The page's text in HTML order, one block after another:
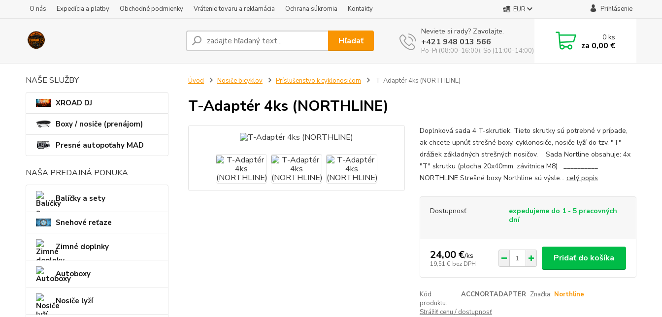
O nás Expedícia a platby Obchodné podmienky Vrátenie tovaru a reklamácia Ochrana súkromia Kontakty EUR Prihlásenie
Hľadať
Neviete si rady? Zavolajte.
+421 948 013 566
Po-Pi (08:00-16:00), So (11:00-14:00)
0ks
za 0,00 €
NAŠE SLUŽBY
XROAD DJ
Boxy / nosiče (prenájom)
Presné autopoťahy MAD
NAŠA PREDAJNÁ PONUKA
Balíčky a sety
Snehové reťaze
Zimné doplnky
Autoboxy
Nosiče lyží
Úvod Nosiče bicyklov Príslušenstvo k cyklonosičom T-Adaptér 4ks (NORTHLINE)
T-Adaptér 4ks (NORTHLINE)
Doplnková sada 4 T-skrutiek. Tieto skrutky sú potrebné v prípade,
ak chcete upnúť strešné boxy, cyklonosiče, nosiče lyží do tzv. "T"
drážiek základných strešných nosičov. Sada Nortline obsahuje: 4x
"T" skrutku (plocha 20x40mm, závitnica M8) __________
NORTHLINE Strešné boxy Northline sú výsle... celý popis
Dostupnosť
expedujeme do 1 - 5 pracovných
dní
24,00 €/ks
19,51 € bez DPH
Pridať do košíka
Kód
produktu:
ACCNORTADAPTER Značka: Northline
Strážiť cenu / dostupnosť